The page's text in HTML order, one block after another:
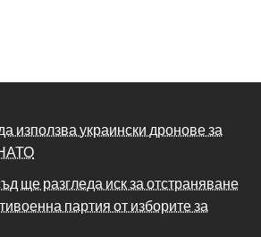
използва украински дронове за
ще разгледа иск за отстраняване
партия от изборите за